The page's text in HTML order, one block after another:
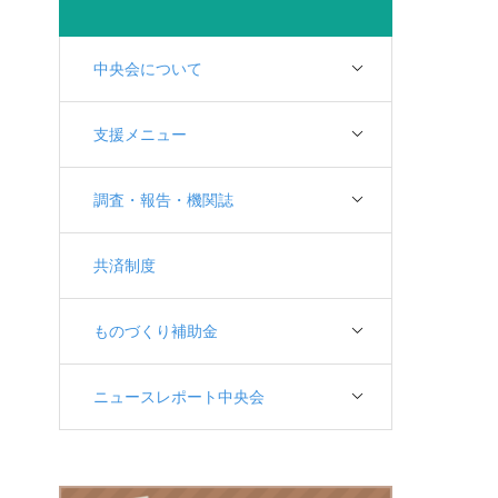
中央会について
支援メニュー
調査・報告・機関誌
共済制度
ものづくり補助金
ニュースレポート中央会